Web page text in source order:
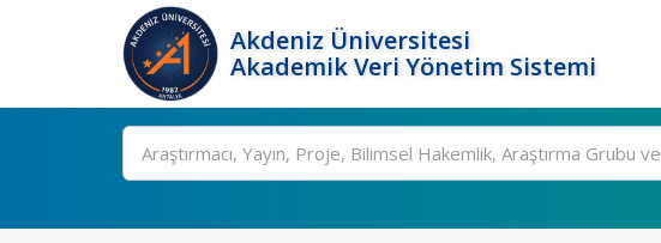
Akdeniz Üniversitesi
Akademik Veri Yönetim Sistemi
Ara